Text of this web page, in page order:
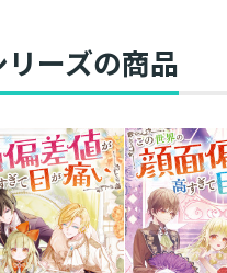
リーズの商品